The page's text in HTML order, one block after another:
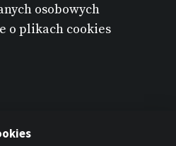
osobowych
o plikach cookies